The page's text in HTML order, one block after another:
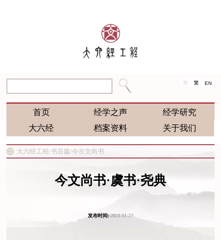
简 繁 EN
首页 经学之声
经学研究
大六经
档案资料 关于我们
大六经工程/书百篇/今古文尚书
今文尚书·虞书·尧典
发布时间:2021-11-23